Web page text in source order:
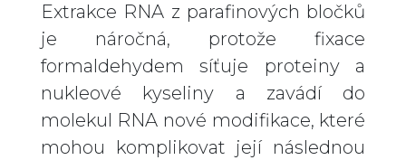
Extrakce RNA z parafinových bločků
je náročná, protože fixace
formaldehydem síťuje proteiny a
nukleové kyseliny a zavádí do
molekul RNA nové modifikace, které
mohou komplikovat její následnou